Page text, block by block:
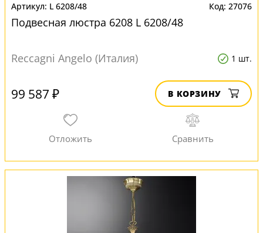
L 6208/48 27076
Подвесная люстра 6208 L 6208/48
Reccagni Angelo (Италия) 1 шт.
99 587 ₽ В КОРЗИНУ